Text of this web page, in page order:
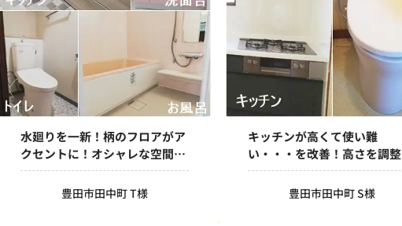
水廻りを一新！柄のフロアがア
クセントに！オシャレな空間に
なりました
豊田市田中町 T様
キッチンが高くて使い難
い・・・を改善！高さを調
て使いやすくなりました
豊田市田中町 S様